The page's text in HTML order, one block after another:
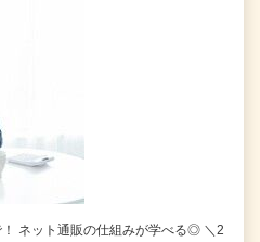
ネット通販の仕組みが学べる◎ ＼2